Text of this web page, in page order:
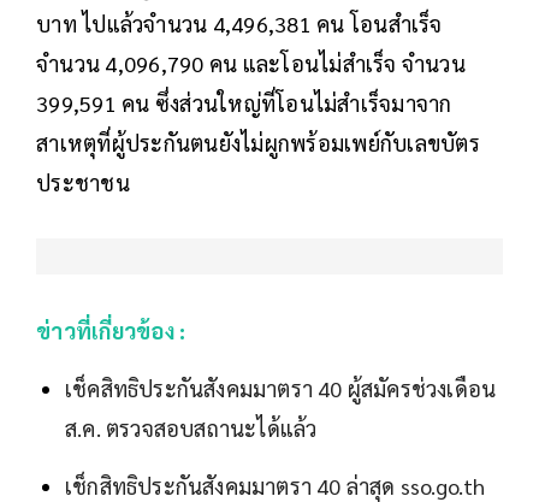
บาท ไปแล้วจำนวน 4,496,381 คน โอนสำเร็จ
จำนวน 4,096,790 คน และโอนไม่สำเร็จ จำนวน
399,591 คน ซึ่งส่วนใหญ่ที่โอนไม่สำเร็จมาจาก
สาเหตุที่ผู้ประกันตนยังไม่ผูกพร้อมเพย์กับเลขบัตร
ประชาชน
ข่าวที่เกี่ยวข้อง :
เช็คสิทธิประกันสังคมมาตรา 40 ผู้สมัครช่วงเดือน
ส.ค. ตรวจสอบสถานะได้แล้ว
เช็กสิทธิประกันสังคมมาตรา 40 ล่าสุด sso.go.th